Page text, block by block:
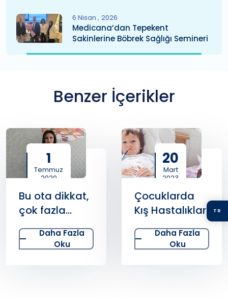
TR
6 Nisan 2026
Medicana’dan Tepekent
Sakinlerine Böbrek Sağlığı Semineri
Benzer İçerikler
1
Temmuz
2020
Bu ota dikkat,
çok fazla
tüketmek
zehirleyebilir
Daha Fazla
Oku
20
Mart
2023
Çocuklarda
Kış Hastalıkları
Daha Fazla
Oku